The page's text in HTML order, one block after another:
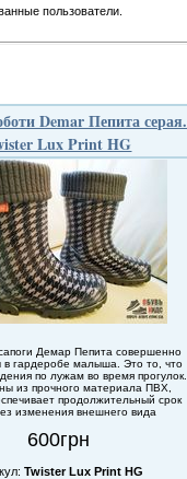
пользователи.
Demar Пепита серая.
Lux Print HG
Демар Пепита совершенно
гардеробе малыша. Это то, что
по лужам во время прогулок.
из прочного материала ПВХ,
продолжительный срок
изменения внешнего вида
600грн
Twister Lux Print HG